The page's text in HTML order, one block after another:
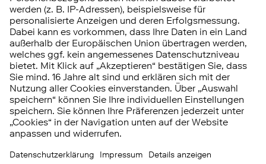
RISIKOHINWEIS
Investitionen in Wertpapiere, Tages- und
Festgeld unterliegen bestimmten Risiken.
Diese können kumuliert oder einzeln auftreten.
DieChancen und Risikenim Überblick.
© 2026 FNZ Bank
Impressum